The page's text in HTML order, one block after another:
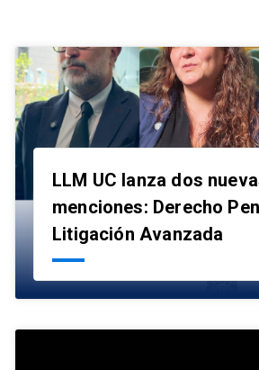
LLM UC lanza dos
menciones: Derecho
Litigación Avanzada